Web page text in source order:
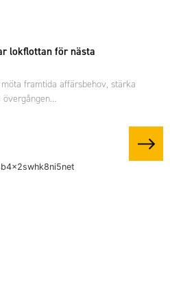
lokflottan för nästa
framtida affärsbehov, stärka
övergången…